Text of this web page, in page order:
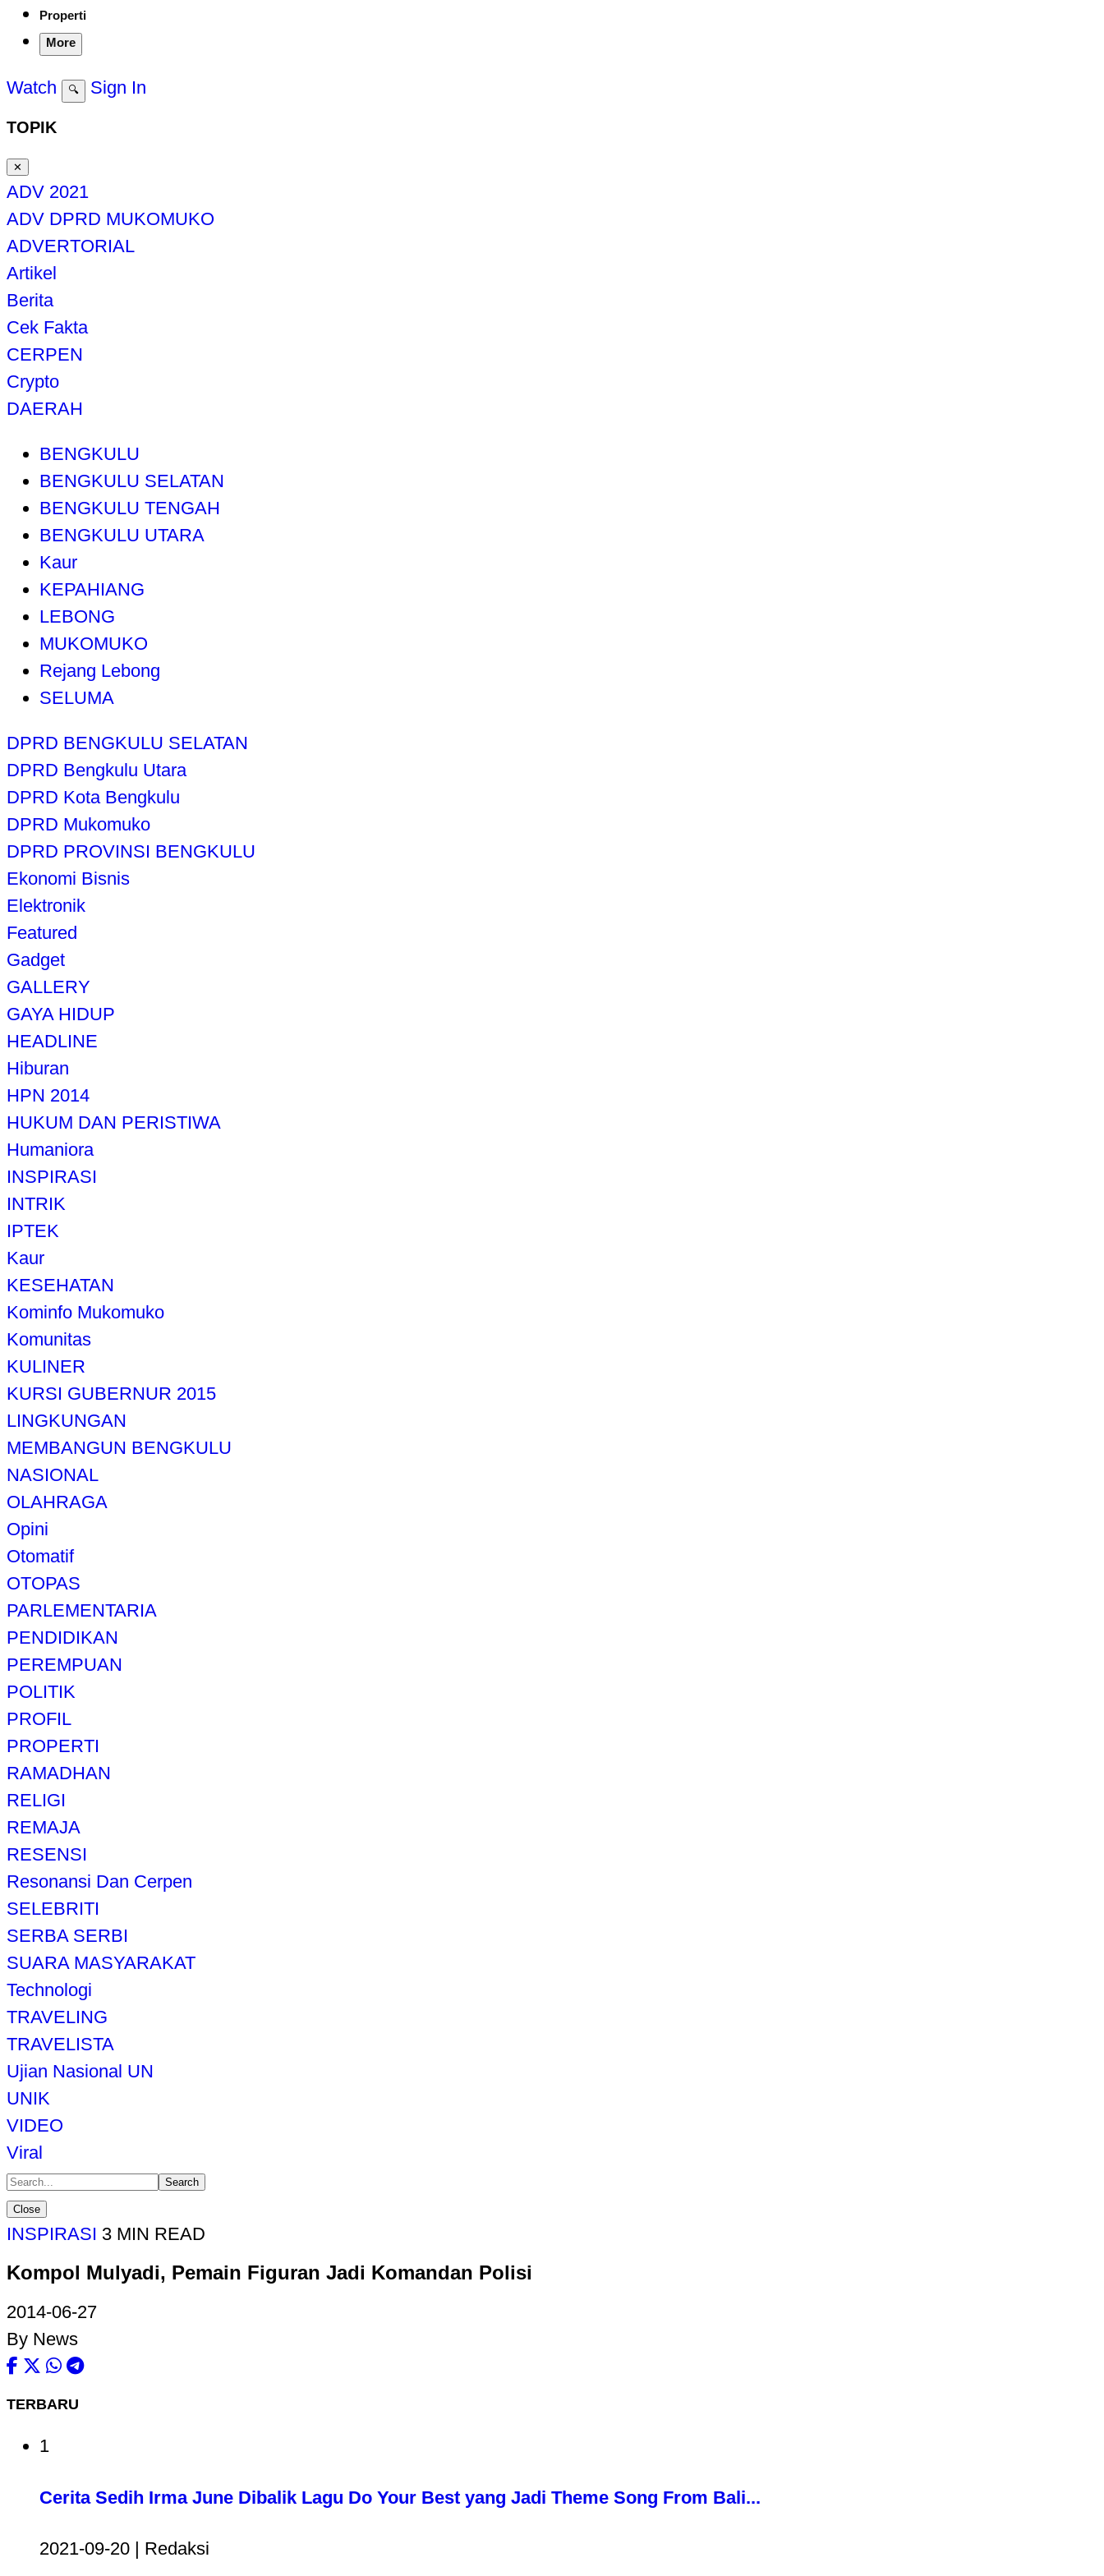
Properti
More
Watch 🔍 Sign In
TOPIK
✕
ADV 2021
ADV DPRD MUKOMUKO
ADVERTORIAL
Artikel
Berita
Cek Fakta
CERPEN
Crypto
DAERAH
BENGKULU
BENGKULU SELATAN
BENGKULU TENGAH
BENGKULU UTARA
Kaur
KEPAHIANG
LEBONG
MUKOMUKO
Rejang Lebong
SELUMA
DPRD BENGKULU SELATAN
DPRD Bengkulu Utara
DPRD Kota Bengkulu
DPRD Mukomuko
DPRD PROVINSI BENGKULU
Ekonomi Bisnis
Elektronik
Featured
Gadget
GALLERY
GAYA HIDUP
HEADLINE
Hiburan
HPN 2014
HUKUM DAN PERISTIWA
Humaniora
INSPIRASI
INTRIK
IPTEK
Kaur
KESEHATAN
Kominfo Mukomuko
Komunitas
KULINER
KURSI GUBERNUR 2015
LINGKUNGAN
MEMBANGUN BENGKULU
NASIONAL
OLAHRAGA
Opini
Otomatif
OTOPAS
PARLEMENTARIA
PENDIDIKAN
PEREMPUAN
POLITIK
PROFIL
PROPERTI
RAMADHAN
RELIGI
REMAJA
RESENSI
Resonansi Dan Cerpen
SELEBRITI
SERBA SERBI
SUARA MASYARAKAT
Technologi
TRAVELING
TRAVELISTA
Ujian Nasional UN
UNIK
VIDEO
Viral
Search
Close
INSPIRASI 3 MIN READ
Kompol Mulyadi, Pemain Figuran Jadi Komandan Polisi
2014-06-27
By News
TERBARU
1
Cerita Sedih Irma June Dibalik Lagu Do Your Best yang Jadi Theme Song From Bali...
2021-09-20 | Redaksi